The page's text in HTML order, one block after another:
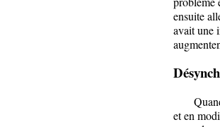
ensuite
avait une
Quand
et en